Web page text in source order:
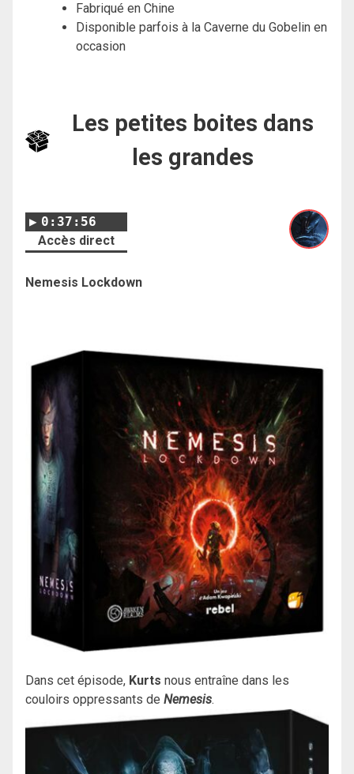
Fabriqué en Chine
Disponible parfois à la Caverne du Gobelin en
occasion
Les petites boites dans
les grandes
0:37:56
Accès direct
Nemesis Lockdown
Dans cet épisode, Kurts nous entraîne dans les
couloirs oppressants de Nemesis.